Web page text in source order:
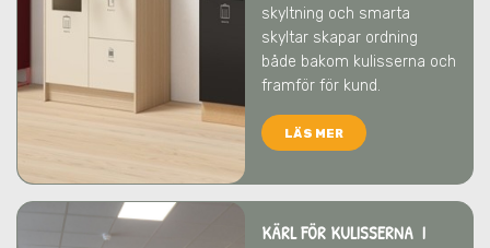
skyltning och smarta
skyltar skapar ordning
både bakom kulisserna och
framför för kund.
LÄS MER
KÄRL FÖR KULISSERNA I